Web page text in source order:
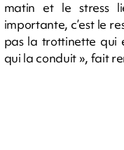
matin et le stress
importante, c’est le
pas la trottinette qui
qui la conduit », fait